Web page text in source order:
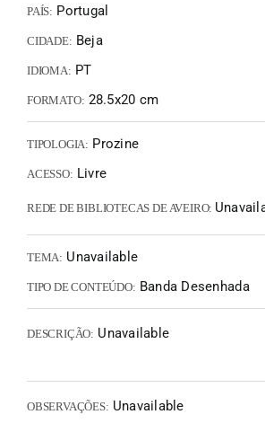
PAÍS: Portugal
CIDADE: Beja
IDIOMA: PT
FORMATO: 28.5x20 cm
TIPOLOGIA: Prozine
ACESSO: Livre
REDE DE BIBLIOTECAS DE AVEIRO:
TEMA: Unavailable
TIPO DE CONTEÚDO: Banda Desenhada
DESCRIÇÃO: Unavailable
OBSERVAÇÕES: Unavailable